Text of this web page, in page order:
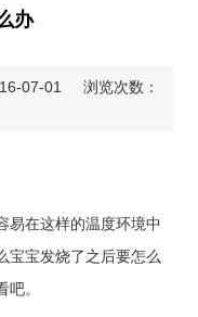
办
07-01
浏览次数：
易在这样的温度环境中
宝宝发烧了之后要怎么
。